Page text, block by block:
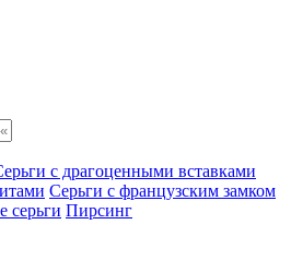
с драгоценными вставками
Серьги с французским замком
серьги Пирсинг